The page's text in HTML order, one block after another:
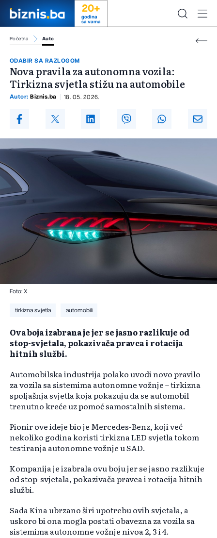
20+
godina
sa vama
Početna Auto
ODABIR SA RAZLOGOM
Nova pravila za autonomna vozila:
Tirkizna svjetla stižu na automobile
Autor: Biznis.ba 18. 05. 2026.
Foto: X
tirkizna svjetla automobili
Ova boja izabrana je jer se jasno razlikuje od
stop-svjetala, pokazivača pravca i rotacija
hitnih službi.
Automobilska industrija polako uvodi novo pravilo
za vozila sa sistemima autonomne vožnje – tirkizna
spoljašnja svjetla koja pokazuju da se automobil
trenutno kreće uz pomoć samostalnih sistema.
Pionir ove ideje bio je Mercedes-Benz, koji već
nekoliko godina koristi tirkizna LED svjetla tokom
testiranja autonomne vožnje u SAD.
Kompanija je izabrala ovu boju jer se jasno razlikuje
od stop-svjetala, pokazivača pravca i rotacija hitnih
službi.
Sada Kina ubrzano širi upotrebu ovih svjetala, a
uskoro bi ona mogla postati obavezna za vozila sa
sistemima autonomne vožnje nivoa 2, 3 i 4.